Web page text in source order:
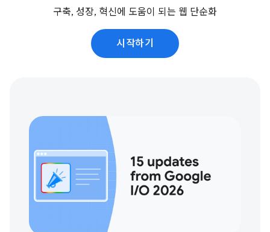
구축, 성장, 혁신에 도움이 되는 웹 단순화
시작하기